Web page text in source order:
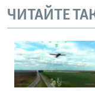
ЧИТАЙТЕ